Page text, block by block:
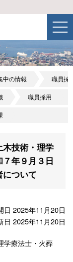
中の情報 職員採
職員採用
技術・理学
年９月３日
について
日 2025年11月20日
日 2025年11月20日
学療法士・火葬